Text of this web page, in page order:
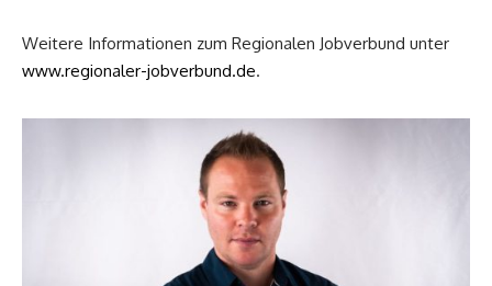
Weitere Informationen zum Regionalen Jobverbund unter
www.regionaler-jobverbund.de.